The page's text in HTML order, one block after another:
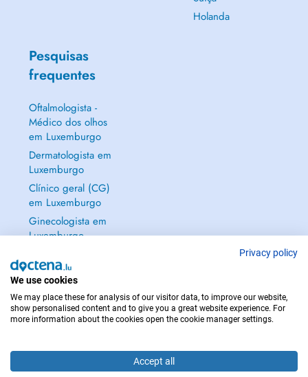
Holanda
Pesquisas
frequentes
Oftalmologista -
Médico dos olhos
em Luxemburgo
Dermatologista em
Luxemburgo
Clínico geral (CG)
em Luxemburgo
Ginecologista em
Luxemburgo
EM CASO DE EMERGÊNCIA, CONTACTE : 112
Privacy policy
We use cookies
We may place these for analysis of our visitor data, to improve our website,
show personalised content and to give you a great website experience. For
more information about the cookies open the cookie manager settings.
Accept all